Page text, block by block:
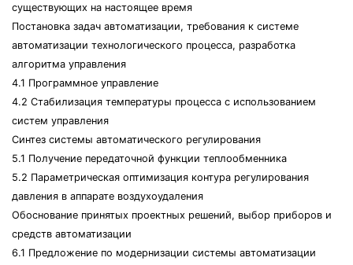
существующих на настоящее время
Постановка задач автоматизации, требования к системе
автоматизации технологического процесса, разработка
алгоритма управления
4.1 Программное управление
4.2 Стабилизация температуры процесса с использованием
систем управления
Синтез системы автоматического регулирования
5.1 Получение передаточной функции теплообменника
5.2 Параметрическая оптимизация контура регулирования
давления в аппарате воздухоудаления
Обоснование принятых проектных решений, выбор приборов и
средств автоматизации
6.1 Предложение по модернизации системы автоматизации